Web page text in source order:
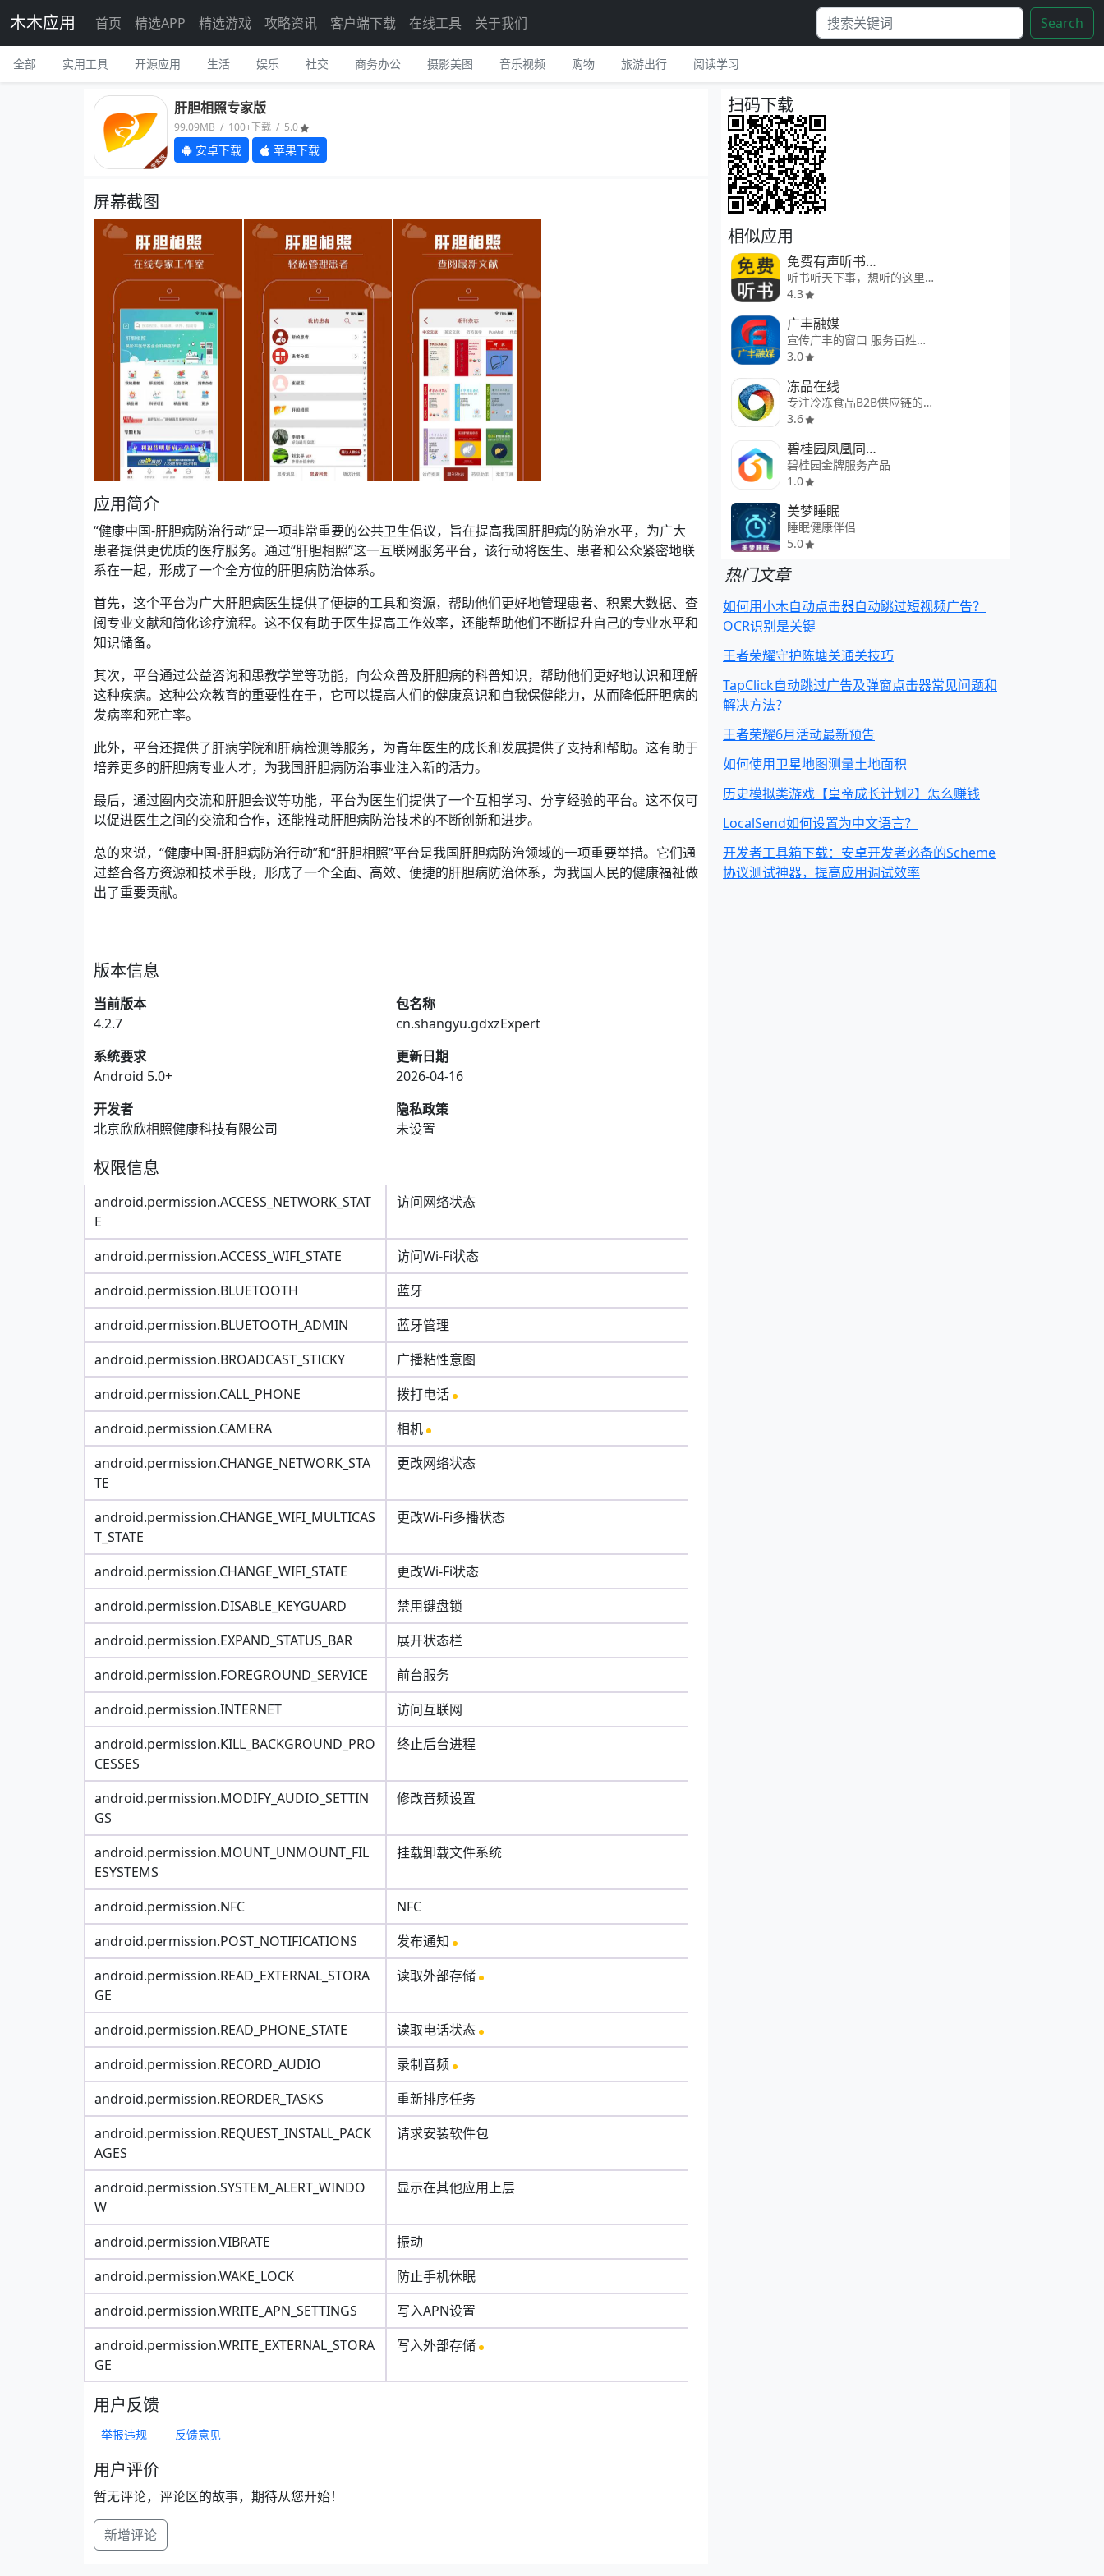
木木应用 首页 精选APP 精选游戏 攻略资讯 客户端下载 在线工具 关于我们 Search
全部 实用工具 开源应用 生活 娱乐 社交 商务办公 摄影美图 音乐视频 购物 旅游出行 阅读学习
肝胆相照专家版
99.09MB / 100+下载 / 5.0
安卓下载 苹果下载
屏幕截图
应用简介
“健康中国-肝胆病防治行动”是一项非常重要的公共卫生倡议，旨在提高我国肝胆病的防治水平，为广大
患者提供更优质的医疗服务。通过“肝胆相照”这一互联网服务平台，该行动将医生、患者和公众紧密地联
系在一起，形成了一个全方位的肝胆病防治体系。
首先，这个平台为广大肝胆病医生提供了便捷的工具和资源，帮助他们更好地管理患者、积累大数据、查
阅专业文献和简化诊疗流程。这不仅有助于医生提高工作效率，还能帮助他们不断提升自己的专业水平和
知识储备。
其次，平台通过公益咨询和患教学堂等功能，向公众普及肝胆病的科普知识，帮助他们更好地认识和理解
这种疾病。这种公众教育的重要性在于，它可以提高人们的健康意识和自我保健能力，从而降低肝胆病的
发病率和死亡率。
此外，平台还提供了肝病学院和肝病检测等服务，为青年医生的成长和发展提供了支持和帮助。这有助于
培养更多的肝胆病专业人才，为我国肝胆病防治事业注入新的活力。
最后，通过圈内交流和肝胆会议等功能，平台为医生们提供了一个互相学习、分享经验的平台。这不仅可
以促进医生之间的交流和合作，还能推动肝胆病防治技术的不断创新和进步。
总的来说，“健康中国-肝胆病防治行动”和“肝胆相照”平台是我国肝胆病防治领域的一项重要举措。它们通
过整合各方资源和技术手段，形成了一个全面、高效、便捷的肝胆病防治体系，为我国人民的健康福祉做
出了重要贡献。
版本信息
当前版本
4.2.7
包名称
cn.shangyu.gdxzExpert
系统要求
Android 5.0+
更新日期
2026-04-16
开发者
北京欣欣相照健康科技有限公司
隐私政策
未设置
权限信息
android.permission.ACCESS_NETWORK_STAT
E
访问网络状态
android.permission.ACCESS_WIFI_STATE
访问Wi-Fi状态
android.permission.BLUETOOTH
蓝牙
android.permission.BLUETOOTH_ADMIN
蓝牙管理
android.permission.BROADCAST_STICKY
广播粘性意图
android.permission.CALL_PHONE
拨打电话
android.permission.CAMERA
相机
android.permission.CHANGE_NETWORK_STA
TE
更改网络状态
android.permission.CHANGE_WIFI_MULTICAS
T_STATE
更改Wi-Fi多播状态
android.permission.CHANGE_WIFI_STATE
更改Wi-Fi状态
android.permission.DISABLE_KEYGUARD
禁用键盘锁
android.permission.EXPAND_STATUS_BAR
展开状态栏
android.permission.FOREGROUND_SERVICE
前台服务
android.permission.INTERNET
访问互联网
android.permission.KILL_BACKGROUND_PRO
CESSES
终止后台进程
android.permission.MODIFY_AUDIO_SETTIN
GS
修改音频设置
android.permission.MOUNT_UNMOUNT_FIL
ESYSTEMS
挂载卸载文件系统
android.permission.NFC
NFC
android.permission.POST_NOTIFICATIONS
发布通知
android.permission.READ_EXTERNAL_STORA
GE
读取外部存储
android.permission.READ_PHONE_STATE
读取电话状态
android.permission.RECORD_AUDIO
录制音频
android.permission.REORDER_TASKS
重新排序任务
android.permission.REQUEST_INSTALL_PACK
AGES
请求安装软件包
android.permission.SYSTEM_ALERT_WINDO
W
显示在其他应用上层
android.permission.VIBRATE
振动
android.permission.WAKE_LOCK
防止手机休眠
android.permission.WRITE_APN_SETTINGS
写入APN设置
android.permission.WRITE_EXTERNAL_STORA
GE
写入外部存储
用户反馈
举报违规 反馈意见
用户评价
暂无评论，评论区的故事，期待从您开始！
新增评论
扫码下载
相似应用
免费有声听书小说
听书听天下事，想听的这里都有
4.3
广丰融媒
宣传广丰的窗口 服务百姓的平台
3.0
冻品在线
专注冷冻食品B2B供应链的平台
3.6
碧桂园凤凰同盟汇
碧桂园金牌服务产品
1.0
美梦睡眠
睡眠健康伴侣
5.0
热门文章
如何用小木自动点击器自动跳过短视频广告？
OCR识别是关键
王者荣耀守护陈塘关通关技巧
TapClick自动跳过广告及弹窗点击器常见问题和
解决方法？
王者荣耀6月活动最新预告
如何使用卫星地图测量土地面积
历史模拟类游戏【皇帝成长计划2】怎么赚钱
LocalSend如何设置为中文语言？
开发者工具箱下载：安卓开发者必备的Scheme
协议测试神器，提高应用调试效率